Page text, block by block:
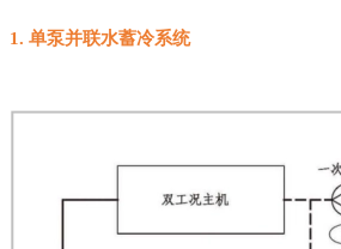
1. 单泵并联水蓄冷系统